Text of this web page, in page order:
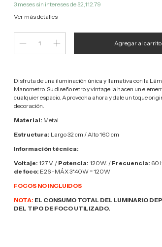
3 meses sin intereses de $2,112.79
Ver más detalles
Disfruta de una iluminación única y llamativa con la
Manometro. Su diseño retro y vintage la hacen un
cualquier espacio. Aprovecha ahora y dale un toque
decoración.
Material: Metal
Estructura: Largo 32 cm / Alto 160 cm
Información técnica:
Voltaje: 127 V. / Potencia: 120W. / Frecuencia: 60
de foco: E26 -MÁX 3*40W = 120W
FOCOS NO INCLUIDOS
NOTA: EL CONSUMO TOTAL DEL LUMINARIO
DEL TIPO DE FOCO UTILIZADO.